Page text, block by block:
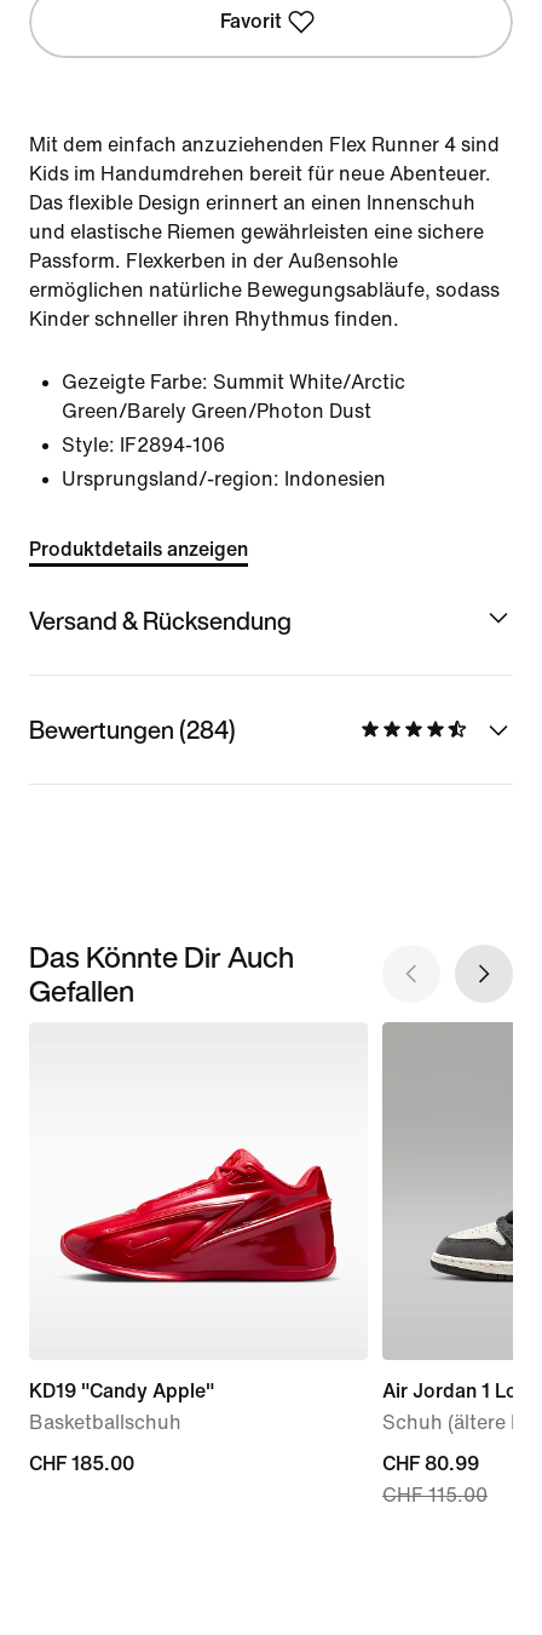
Favorit
Mit dem einfach anzuziehenden Flex Runner 4 sind
Kids im Handumdrehen bereit für neue Abenteuer.
Das flexible Design erinnert an einen Innenschuh
und elastische Riemen gewährleisten eine sichere
Passform. Flexkerben in der Außensohle
ermöglichen natürliche Bewegungsabläufe, sodass
Kinder schneller ihren Rhythmus finden.
Gezeigte Farbe: Summit White/Arctic
Green/Barely Green/Photon Dust
Style:
IF2894-106
Ursprungsland/-region: Indonesien
Produktdetails anzeigen
Versand & Rücksendung
Bewertungen (284)
Das Könnte Dir Auch
Gefallen
KD19 "Candy Apple"
Basketballschuh
CHF 185.00
CHF 185.00
Air Jordan 1 Low
Schuh (ältere
current
price
CHF 80.99
CHF 115.00